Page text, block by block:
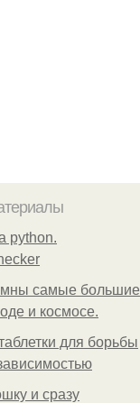
python.
самые большие
и космосе.
для борьбы
и сразу